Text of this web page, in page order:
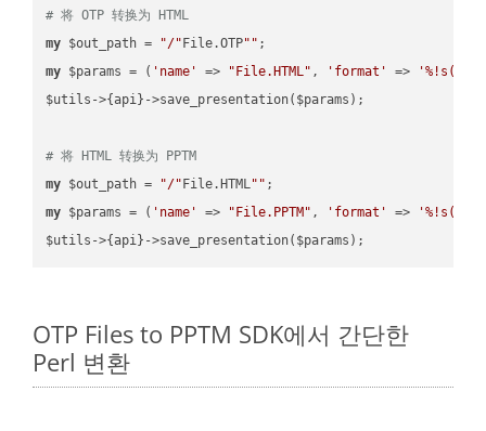
# 将 OTP 转换为 HTML
my $out_path = "/" File.OTP""
my $params = ( 'name' => "File.HTML" , 'format' =>
$utils->{api}->save_presentation($params);
# 将 HTML 转换为 PPTM
my $out_path = "/" File.HTML""
my $params = ( 'name' => "File.PPTM" , 'format' =>
OTP Files to PPTM SDK에서 간단한
Perl 변환